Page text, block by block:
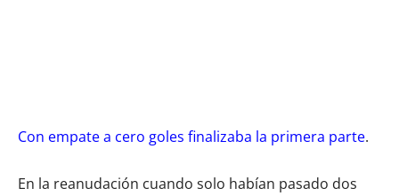
Con empate a cero goles finalizaba la primera parte.
En la reanudación cuando solo habían pasado dos